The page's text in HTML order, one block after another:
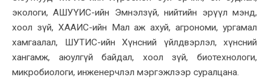
экологи, АШУҮИС-ийн Эмнэлзүй, нийтийн эрүүл мэнд,
хоол зүй, ХААИС-ийн Мал аж ахуй, агрономи, ургамал
хамгаалал, ШУТИС-ийн Хүнсний үйлдвэрлэл, хүнсний
хангамж, аюулгүй байдал, хоол зүй, биотехнологи,
микробиологи, инженерчлэл мэргэжлээр суралцана.